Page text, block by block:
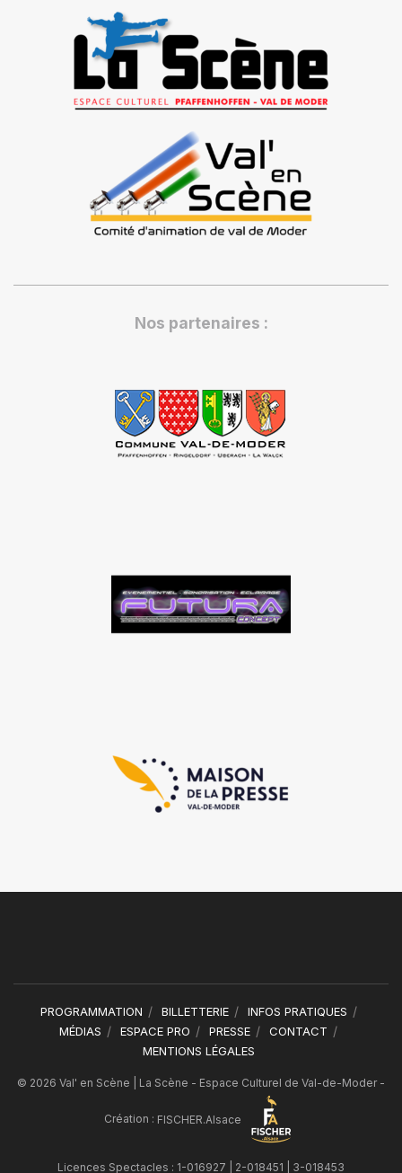
Nos partenaires :
PROGRAMMATION BILLETTERIE
INFOS PRATIQUES
MÉDIAS
ESPACE PRO PRESSE
CONTACT
MENTIONS LÉGALES
© 2026 Val' en Scène | La Scène - Espace Culturel de Val-de-Moder -
Création : FISCHER.Alsace
Licences Spectacles : 1-016927 | 2-018451 | 3-018453